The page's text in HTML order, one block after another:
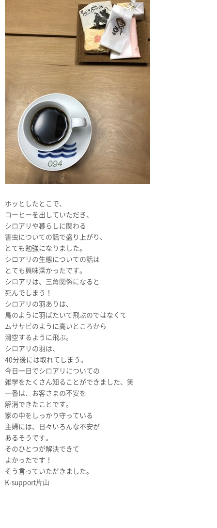
ホッとしたとこで、
コーヒーを出していただき、
シロアリや暮らしに関わる
害虫についての話で盛り上がり、
とても勉強になりました。
シロアリの生態についての話は
とても興味深かったです。
シロアリは、三角関係になると
死んでしまう！
シロアリの羽ありは、
鳥のように羽ばたいて飛ぶのではなくて
ムササビのように高いところから
滑空するように飛ぶ。
シロアリの羽は、
40分後には取れてしまう。
今日一日でシロアリについての
雑学をたくさん知ることができました、笑
一番は、お客さまの不安を
解消できたことです。
家の中をしっかり守っている
主婦には、日々いろんな不安が
あるそうです。
そのひとつが解決できて
よかったです！
そう言っていただきました。
K-support片山